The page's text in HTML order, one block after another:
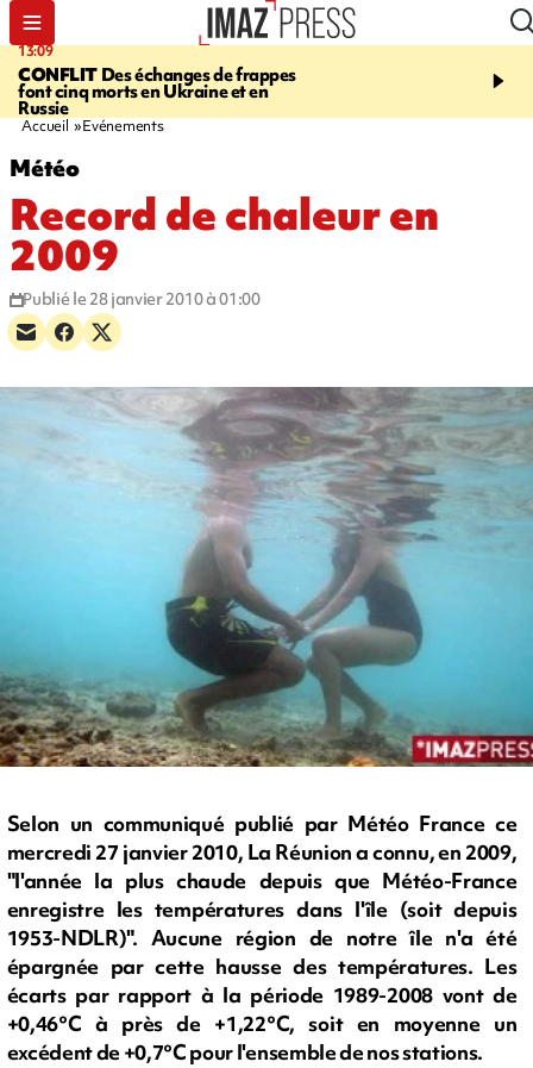
13:09
CONFLIT Des échanges de frappes
font cinq morts en Ukraine et en
Russie
17:14
Quatre
européennes pour les
Accueil Evénements
Météo
Record de chaleur en
2009
Publié le 28 janvier 2010 à 01:00
Selon un communiqué publié par Météo France ce
mercredi 27 janvier 2010, La Réunion a connu, en 2009,
"l'année la plus chaude depuis que Météo-France
enregistre les températures dans l'île (soit depuis
1953-NDLR)". Aucune région de notre île n'a été
épargnée par cette hausse des températures. Les
écarts par rapport à la période 1989-2008 vont de
+0,46°C à près de +1,22°C, soit en moyenne un
excédent de +0,7°C pour l'ensemble de nos stations.